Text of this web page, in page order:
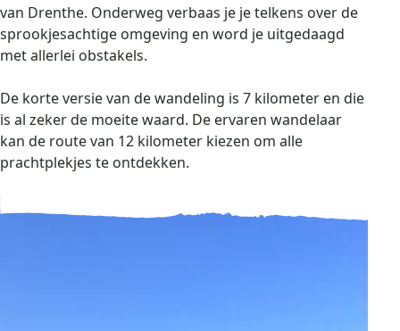
van Drenthe. Onderweg verbaas je je telkens over de
sprookjesachtige omgeving en word je uitgedaagd
met allerlei obstakels.
De korte versie van de wandeling is 7 kilometer en die
is al zeker de moeite waard. De ervaren wandelaar
kan de route van 12 kilometer kiezen om alle
prachtplekjes te ontdekken.